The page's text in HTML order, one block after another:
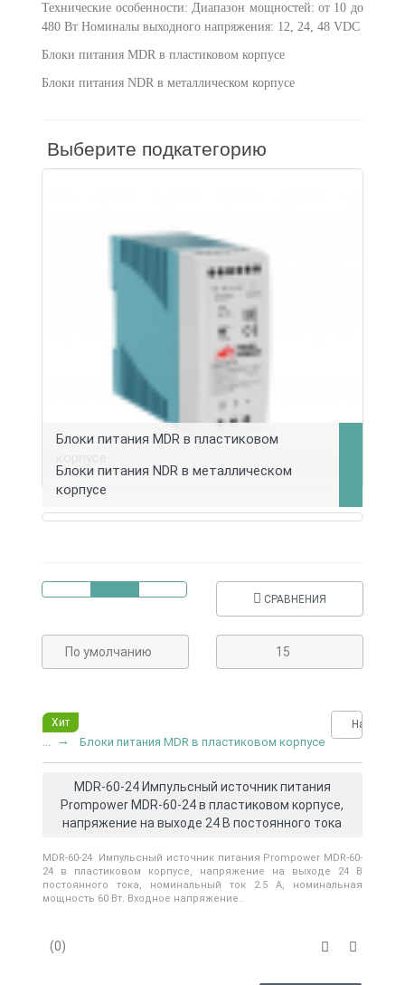
Технические особенности:Диапазон мощностей: от 10 до
480 ВтНоминалы выходного напряжения: 12, 24, 48 VDC
Блоки питания MDR в пластиковом корпусе
Блоки питания NDR в металлическом корпусе
Выберите подкатегорию
Блоки питания MDR в пластиковом
Блоки питания NDR в металлическом
корпусе
СРАВНЕНИЯ
15
По умолчанию
Хит Нашли
... Блоки питания MDR в пластиковом корпусе
MDR-60-24 Импульсный источник питания
Prompower MDR-60-24 в пластиковом корпусе,
напряжение на выходе 24 В постоянного тока
MDR-60-24 Импульсный источник питания Prompower MDR-60-
24 в пластиковом корпусе, напряжение на выходе 24 В
постоянного тока, номинальный ток 2.5 А, номинальная
мощность 60 Вт. Входное напряжение..
(0)